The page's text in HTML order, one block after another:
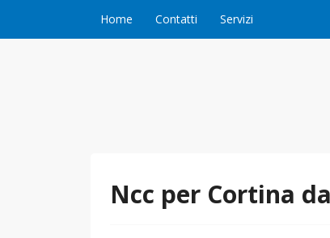
Home Contatti Servizi
Ncc per Cortina